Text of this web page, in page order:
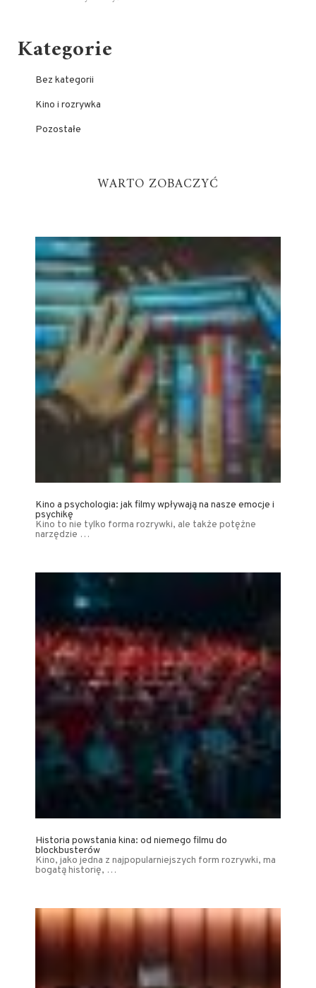
Kategorie
Bez kategorii
Kino i rozrywka
Pozostałe
WARTO ZOBACZYĆ
Kino a psychologia: jak filmy wpływają na nasze emocje i
psychikę
Kino to nie tylko forma rozrywki, ale także potężne
narzędzie …
Historia powstania kina: od niemego filmu do
blockbusterów
Kino, jako jedna z najpopularniejszych form rozrywki, ma
bogatą historię, …